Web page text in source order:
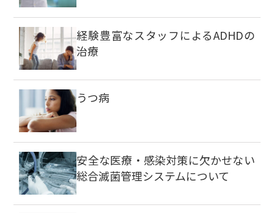
経験豊富なスタッフによるADHDの
治療
うつ病
安全な医療・感染対策に欠かせない
総合滅菌管理システムについて